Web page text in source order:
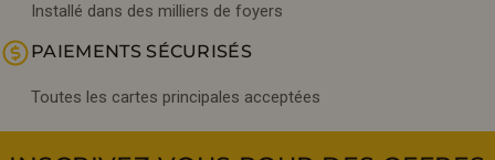
Installé dans des milliers de foyers
PAIEMENTS SÉCURISÉS
Toutes les cartes principales acceptées